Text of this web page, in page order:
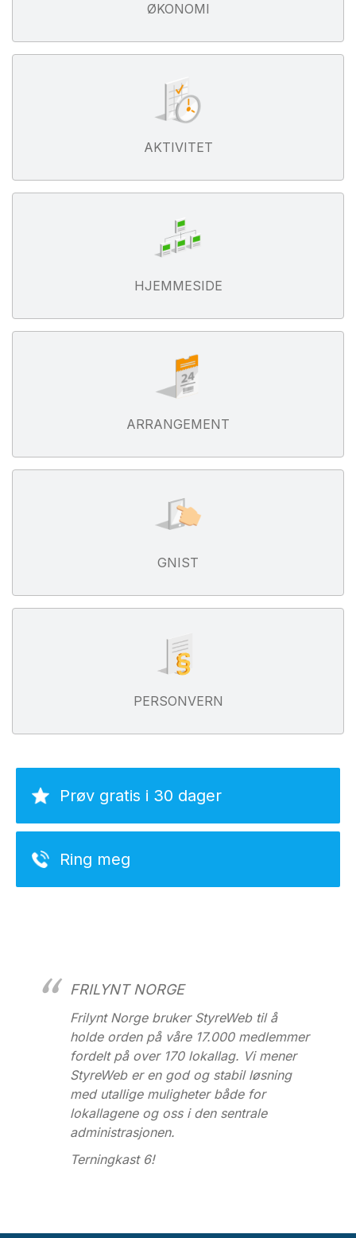
ØKONOMI
AKTIVITET
HJEMMESIDE
ARRANGEMENT
GNIST
PERSONVERN
Prøv gratis i 30 dager
Ring meg
FRILYNT NORGE
Frilynt Norge bruker StyreWeb til å
holde orden på våre 17.000 medlemmer
fordelt på over 170 lokallag. Vi mener
StyreWeb er en god og stabil løsning
med utallige muligheter både for
lokallagene og oss i den sentrale
administrasjonen.
Terningkast 6!